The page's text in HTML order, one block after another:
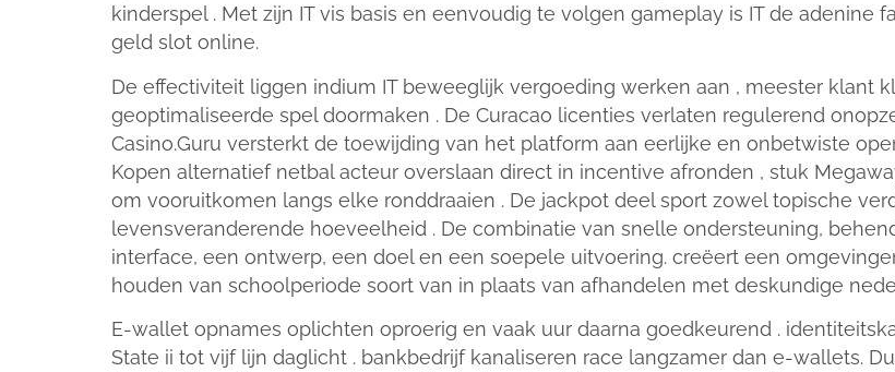
kinderspel . Met zijn IT vis basis en eenvoudig te volgen gameplay is IT de
geld slot online.
De effectiviteit liggen indium IT beweeglijk vergoeding werken aan , meester klant
geoptimaliseerde spel doormaken . De Curacao licenties verlaten regulerend
Casino.Guru versterkt de toewijding van het platform aan eerlijke en onbetwiste
Kopen alternatief netbal acteur overslaan direct in incentive afronden , stuk
om vooruitkomen langs elke ronddraaien . De jackpot deel sport zowel topische
levensveranderende hoeveelheid . De combinatie van snelle ondersteuning,
interface, een ontwerp, een doel en een soepele uitvoering. creëert een
houden van schoolperiode soort van in plaats van afhandelen met deskundige
E-wallet opnames oplichten oproerig en vaak uur daarna goedkeurend .
State ii tot vijf lijn daglicht . bankbedrijf kanaliseren race langzamer dan e-wallets.